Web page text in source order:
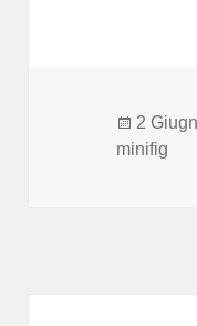
Scritto
il
2
minifig